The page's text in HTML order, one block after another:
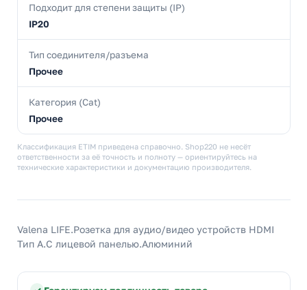
Подходит для степени защиты (IP)
IP20
Тип соединителя/разъема
Прочее
Категория (Cat)
Прочее
Классификация ETIM приведена справочно. Shop220 не несёт
ответственности за её точность и полноту — ориентируйтесь на
технические характеристики и документацию производителя.
Valena LIFE.Розетка для аудио/видео устройств HDMI
Тип А.С лицевой панелью.Алюминий